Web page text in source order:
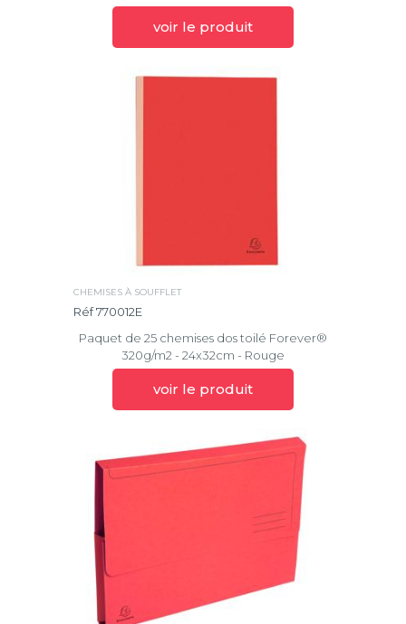
voir le produit
CHEMISES À SOUFFLET
Réf 770012E
Paquet de 25 chemises dos toilé Forever®
320g/m2 - 24x32cm - Rouge
voir le produit